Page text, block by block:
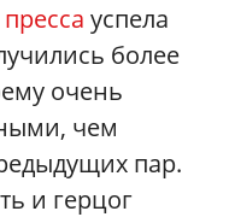
успела
более
очень
чем
пар.
и герцог